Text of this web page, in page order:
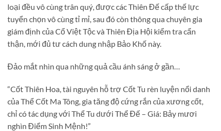
loại đều vô cùng trân quý, được các Thiên Đế cấp thế lực
tuyển chọn vô cùng tỉ mỉ, sau đó còn thông qua chuyên gia
giám định của Cổ Việt Tộc và Thiên Địa Hội kiểm tra cẩn
thận, mới đủ tư cách dung nhập Bảo Khố này.
Đảo mắt nhìn qua những quả cầu ánh sáng ở gần…
“Cốt Thiên Hoa, tài nguyên hỗ trợ Cốt Tu rèn luyện nổi danh
của Thể Cốt Ma Tông, gia tăng độ cứng rắn của xương cốt,
chỉ có tác dụng với Thể Tu dưới Thể Đế – Giá: Bảy mươi
nghìn Điểm Sinh Mệnh!”